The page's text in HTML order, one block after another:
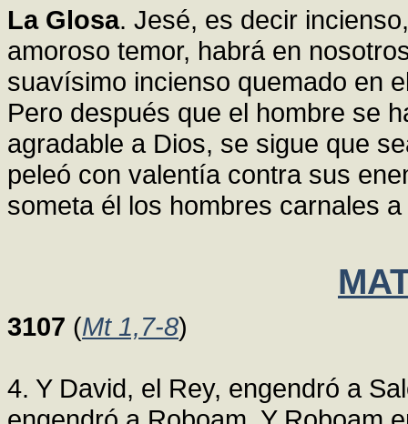
La Glosa. Jesé, es decir
amoroso temor, habrá en
suavísimo incienso quemado en
Pero después que el hombre se
agradable a Dios, se sigue que
peleó con valentía contra sus
someta él los hombres carnales
3107 (Mt 1,7-8)
4. Y David, el Rey, engendró a